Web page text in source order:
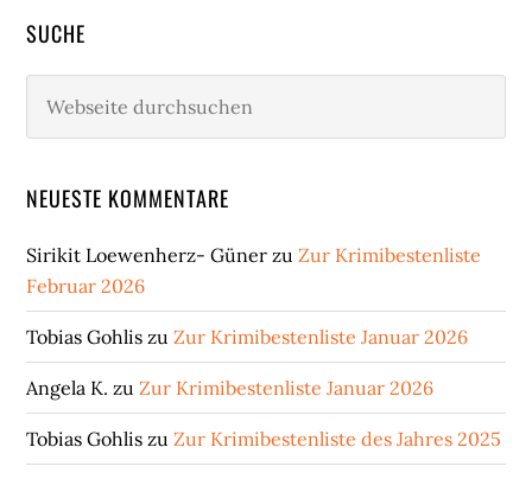
SUCHE
durchsuchen
NEUESTE KOMMENTARE
Sirikit Loewenherz- Güner zuZur Krimibestenliste
Februar 2026
Tobias Gohlis zuZur Krimibestenliste Januar 2026
Angela K. zuZur Krimibestenliste Januar 2026
Tobias Gohlis zuZur Krimibestenliste des Jahres 2025